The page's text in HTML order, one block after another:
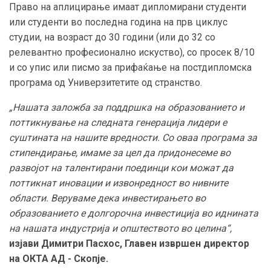
Право на аплицирање имаат дипломирани студенти
или студенти во последна година на прв циклус
студии, на возраст до 30 години (или до 32 со
релевантно професионално искуство), со просек 8/10
и со упис или писмо за прифаќање на постдипломска
програма од Универзитетите од странство.
„Нашата заложба за поддршка на образованието и
поттикнување на следната генерација лидери е
суштината на нашите вредности. Со оваа програма за
стипендирање, имаме за цел да придонесеме во
развојот на талентирани поединци кои можат да
поттикнат иновации и извонредност во нивните
области. Веруваме дека инвестирањето во
образованието е долгорочна инвестиција во иднината
на нашата индустрија и општеството во целина“,
изјави Димитри Пасхос, Главен извршен директор
на ОКТА АД - Скопје.